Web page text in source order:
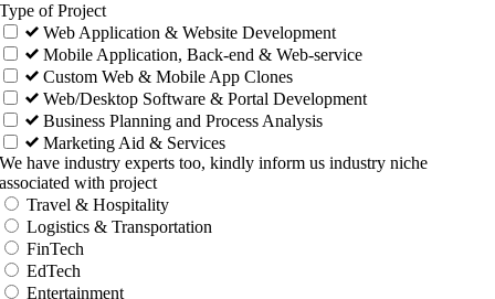
Type of Project
Web Application & Website Development
Mobile Application, Back-end & Web-service
Custom Web & Mobile App Clones
Web/Desktop Software & Portal Development
Business Planning and Process Analysis
Marketing Aid & Services
We have industry experts too, kindly inform us industry niche
associated with project
Travel & Hospitality
Logistics & Transportation
FinTech
EdTech
Entertainment